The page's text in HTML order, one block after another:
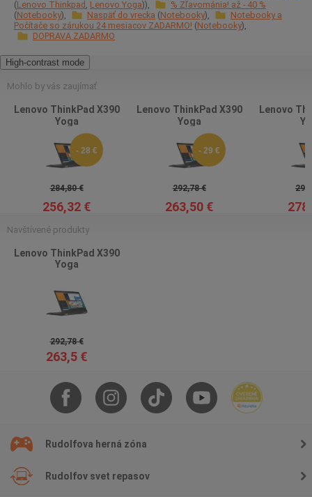
Lenovo Thinkpad Lenovo Yoga
% Zľavománia! až - 40 %
Notebooky
Naspäť do vrecka Notebooky
Notebooky a
Počítače so zárukou 24 mesiacov ZADARMO! Notebooky
DOPRAVA ZADARMO
High-contrast mode
Mohlo by vás zaujímať
Lenovo ThinkPad X390
Yoga
- 28 €
284,80 €
256,32 €
Lenovo ThinkPad X390
Yoga
- 29 €
292,78 €
263,50 €
Lenovo
Navštívené produkty
Lenovo ThinkPad X390
Yoga
292,78 €
263,5 €
Rudolfova herná zóna
Rudolfov svet repasov